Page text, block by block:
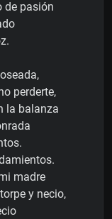
de pasión
perderte,
la balanza
madre
y necio,